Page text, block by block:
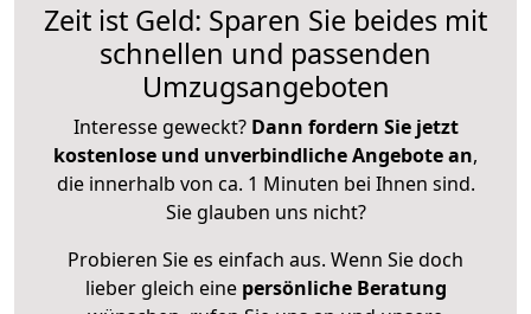
Zeit ist Geld: Sparen Sie beides mit
schnellen und passenden
Umzugsangeboten
Interesse geweckt? Dann fordern Sie jetzt
kostenlose und unverbindliche Angebote an,
die innerhalb von ca. 1 Minuten bei Ihnen sind.
Sie glauben uns nicht?
Probieren Sie es einfach aus. Wenn Sie doch
lieber gleich eine persönliche Beratung